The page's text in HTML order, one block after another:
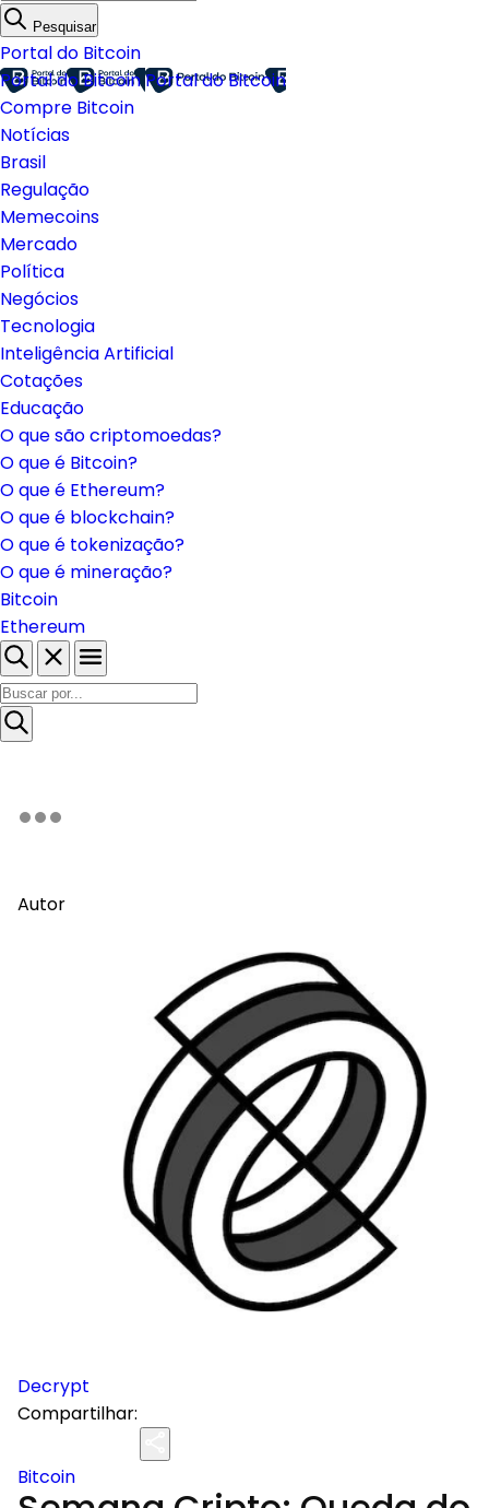
Pesquisar
Portal do Bitcoin
Portal do BitcoinPortal do Bitcoin
Compre Bitcoin
Notícias
Brasil
Regulação
Memecoins
Mercado
Política
Negócios
Tecnologia
Inteligência Artificial
Cotações
Educação
O que são criptomoedas?
O que é Bitcoin?
O que é Ethereum?
O que é blockchain?
O que é tokenização?
O que é mineração?
Bitcoin
Ethereum
Autor
Decrypt
Compartilhar:
Bitcoin